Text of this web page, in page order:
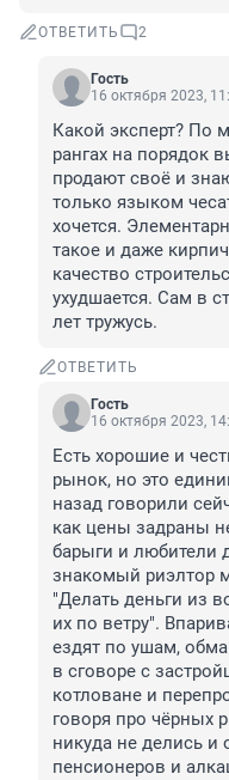
ОТВЕТИТЬ 2
Гость
16 октября 2023,
Какой эксперт? По
рангах на порядок
продают своё и
только языком
хочется.
такое и даже
качество
ухудшается. Сам в
лет тружусь.
ОТВЕТИТЬ
Гость
16 октября 2023,
Есть хорошие и
рынок, но это
назад говорили
как цены задраны
барыги и любители
знакомый риэлтор
"Делать деньги из
их по ветру".
ездят по ушам,
в сговоре с
котловане и
говоря про чёрных
никуда не делись
пенсионеров и